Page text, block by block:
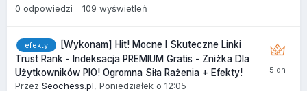
0 odpowiedzi 109 wyświetleń
efekty
[Wykonam] Hit! Mocne I Skuteczne Linki
Trust Rank - Indeksacja PREMIUM Gratis - Zniżka Dla
Użytkowników PIO! Ogromna Siła Rażenia + Efekty!
Przez Seochess.pl, Poniedziałek o 12:05